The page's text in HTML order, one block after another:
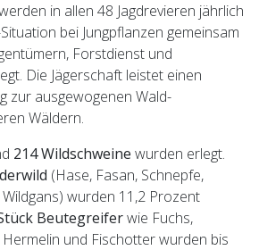
in allen 48 Jagdrevieren jährlich
bei Jungpflanzen gemeinsam
Forstdienst und
Die Jägerschaft leistet einen
zur ausgewogenen Wald-
Wäldern.
214 Wildschweine wurden erlegt.
(Hase, Fasan, Schnepfe,
wurden 11,2 Prozent
Beutegreiferwie Fuchs,
und Fischotter wurden bis